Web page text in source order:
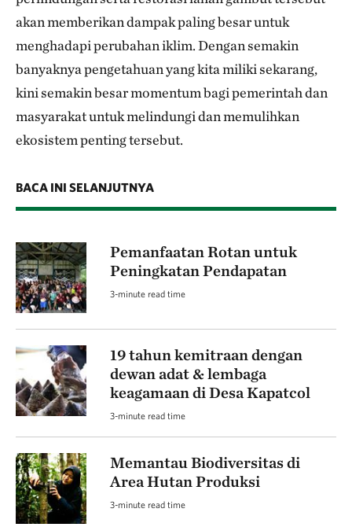
akan memberikan dampak paling besar untuk
menghadapi perubahan iklim. Dengan semakin
banyaknya pengetahuan yang kita miliki sekarang,
kini semakin besar momentum bagi pemerintah dan
masyarakat untuk melindungi dan memulihkan
ekosistem penting tersebut.
BACA INI SELANJUTNYA
Pemanfaatan Rotan untuk
Peningkatan Pendapatan
3-minute read time
19 tahun kemitraan dengan
dewan adat & lembaga
keagamaan di Desa Kapatcol
3-minute read time
Memantau Biodiversitas di
Area Hutan Produksi
3-minute read time